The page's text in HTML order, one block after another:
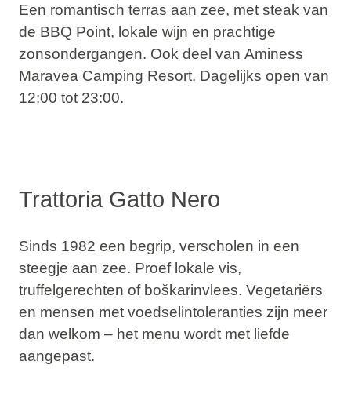
Een romantisch terras aan zee, met steak van
de BBQ Point, lokale wijn en prachtige
zonsondergangen. Ook deel van Aminess
Maravea Camping Resort. Dagelijks open van
12:00 tot 23:00.
Trattoria Gatto Nero
Sinds 1982 een begrip, verscholen in een
steegje aan zee. Proef lokale vis,
truffelgerechten of boškarinvlees. Vegetariërs
en mensen met voedselintoleranties zijn meer
dan welkom – het menu wordt met liefde
aangepast.